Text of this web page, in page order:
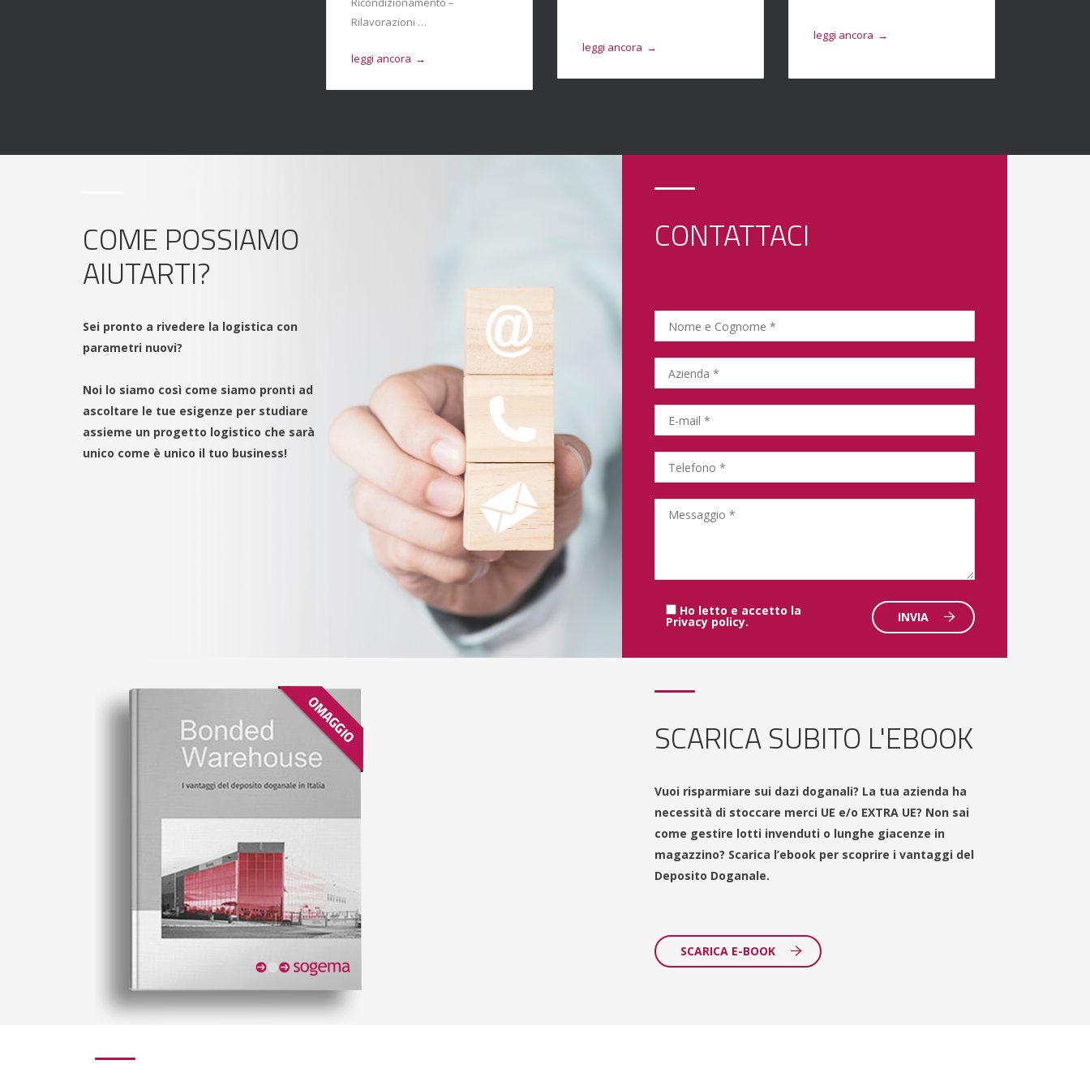
Rilavorazioni …
leggi ancora →
leggi ancora →
leggi ancora →
COME POSSIAMO
AIUTARTI?
Sei pronto a rivedere la logistica con
parametri nuovi?
Noi lo siamo così come siamo pronti ad
ascoltare le tue esigenze per studiare
assieme un progetto logistico che sarà
unico come è unico il tuo business!
CONTATTACI
Ho letto e accetto la
Privacy policy. INVIA
SCARICA SUBITO L'EBOOK
Vuoi risparmiare sui dazi doganali? La tua azienda ha
necessità di stoccare merci UE e/o EXTRA UE? Non sai
come gestire lotti invenduti o lunghe giacenze in
magazzino? Scarica l’ebook per scoprire i vantaggi del
Deposito Doganale.
SCARICA E-BOOK